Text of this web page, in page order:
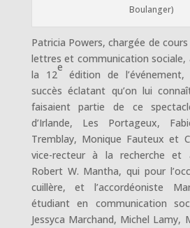
Boulanger)
Patricia Powers, chargée de
lettres et communication sociale,
la 12
e
édition de
succès éclatant qu’on lui
faisaient partie de ce
d’Irlande, Les Portageux,
Tremblay, Monique Fauteux et
vice-recteur à la recherche et
Robert W. Mantha, qui pour
cuillère, et l’accordéoniste
étudiant en communication
Jessyca Marchand, Michel Lamy,